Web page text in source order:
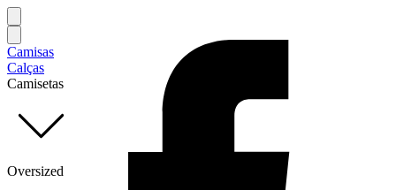
Camisas
Calças
Camisetas
Oversized